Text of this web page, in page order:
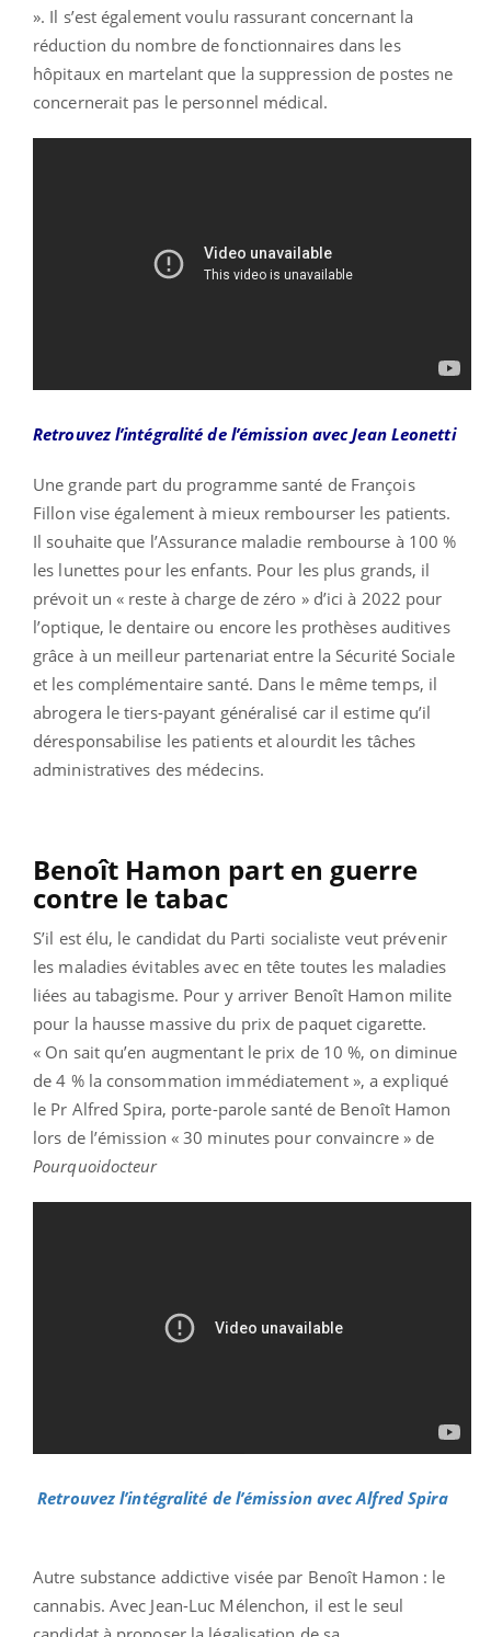
». Il s’est également voulu rassurant concernant la
réduction du nombre de fonctionnaires dans les
hôpitaux en martelant que la suppression de postes ne
concernerait pas le personnel médical.
Retrouvez l’intégralité de l’émission avec Jean Leonetti
Une grande part du programme santé de François
Fillon vise également à mieux rembourser les patients.
Il souhaite que l’Assurance maladie rembourse à 100 %
les lunettes pour les enfants. Pour les plus grands, il
prévoit un « reste à charge de zéro » d’ici à 2022 pour
l’optique, le dentaire ou encore les prothèses auditives
grâce à un meilleur partenariat entre la Sécurité Sociale
et les complémentaire santé. Dans le même temps, il
abrogera le tiers-payant généralisé car il estime qu’il
déresponsabilise les patients et alourdit les tâches
administratives des médecins.
Benoît Hamon part en guerre
contre le tabac
S’il est élu, le candidat du Parti socialiste veut prévenir
les maladies évitables avec en tête toutes les maladies
liées au tabagisme. Pour y arriver Benoît Hamon milite
pour la hausse massive du prix de paquet cigarette.
« On sait qu’en augmentant le prix de 10 %, on diminue
de 4 % la consommation immédiatement », a expliqué
le Pr Alfred Spira, porte-parole santé de Benoît Hamon
lors de l’émission « 30 minutes pour convaincre » de
Pourquoidocteur
Retrouvez l’intégralité de l’émission avec Alfred Spira
Autre substance addictive visée par Benoît Hamon : le
cannabis. Avec Jean-Luc Mélenchon, il est le seul